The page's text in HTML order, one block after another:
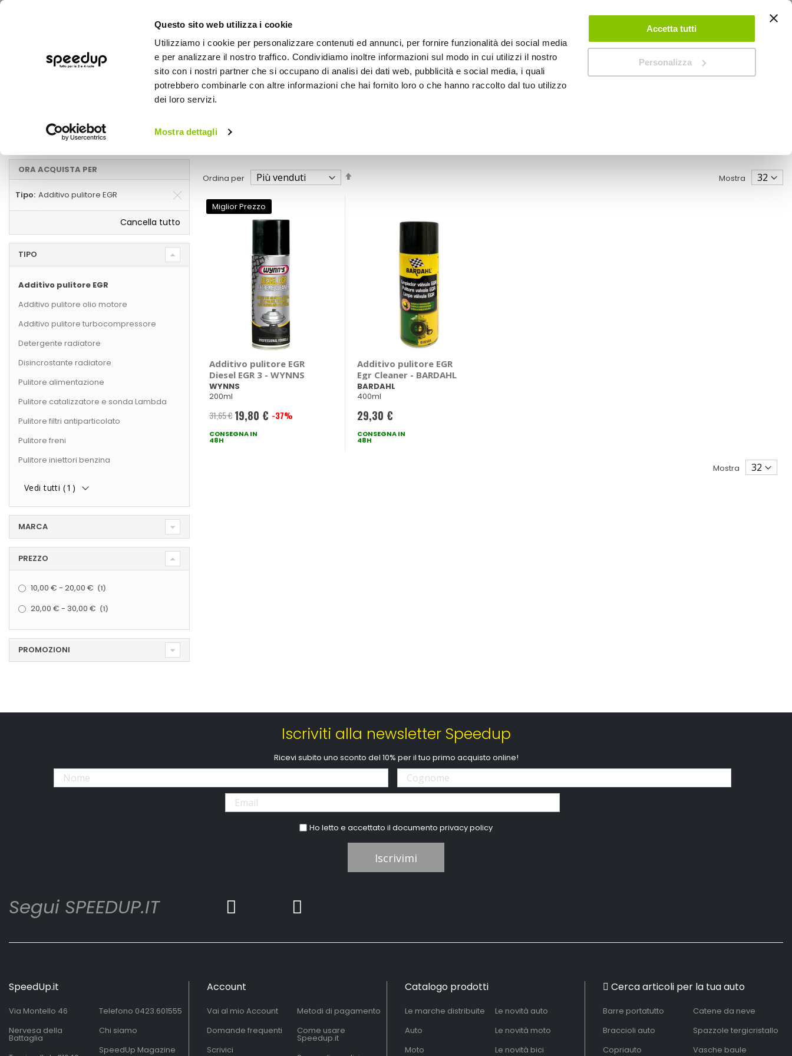
Questo sito web utilizza i cookie
Utilizziamo i cookie per personalizzare contenuti ed annunci, per fornire funzionalità dei social media
e per analizzare il nostro traffico. Condividiamo inoltre informazioni sul modo in cui utilizzi il nostro
sito con i nostri partner che si occupano di analisi dei dati web, pubblicità e social media, i quali
potrebbero combinarle con altre informazioni che hai fornito loro o che hanno raccolto dal tuo utilizzo
dei loro servizi.
Mostra dettagli
Accetta tutti
Personalizza
ACCEDI CREA UN ACCOUNT CONTATTACI
BICI OUTDOOR
Auto Additivi e trattamenti
Additivo pulitore EGR
Ordina per Mostra
Miglior Prezzo
Additivo pulitore EGR
Diesel EGR 3 - WYNNS
WYNNS
200ml
31,65 € Prezzo
speciale
19,80 € -37%
CONSEGNA IN
48H
Additivo pulitore EGR
Egr Cleaner - BARDAHL
BARDAHL
400ml
29,30 €
CONSEGNA IN
48H
Mostra
ORA ACQUISTA PER
Tipo Additivo pulitore EGR
Cancella tutto
TIPO
Additivo pulitore EGR
Additivo pulitore olio motore
Additivo pulitore turbocompressore
Detergente radiatore
Disincrostante radiatore
Pulitore alimentazione
Pulitore catalizzatore e sonda Lambda
Pulitore filtri antiparticolato
Pulitore freni
Pulitore iniettori benzina
Vedi tutti (1 )
MARCA
PREZZO
10,00 € - 20,00 € 1
20,00 € - 30,00 € 1
PROMOZIONI
Iscriviti alla newsletter Speedup
Ricevi subito uno sconto del 10% per il tuo primo acquisto online!
Ho letto e accettato il documentoprivacy policy
Iscrivimi
Segui SPEEDUP.IT
SpeedUp.it
Via Montello 46
Nervesa della
Battaglia
Telefono 0423.601555
Chi siamo
SpeedUp Magazine
Account
Vai al mio Account
Domande frequenti
Scrivici
Metodi di pagamento
Come usare
Speedup.it
Catalogo prodotti
Le marche distribuite
Auto
Moto
Le novità auto
Le novità moto
Le novità bici
Cerca articoli per la tua auto
Barre portatutto
Braccioli auto
Copriauto
Catene da neve
Spazzole tergicristallo
Vasche baule